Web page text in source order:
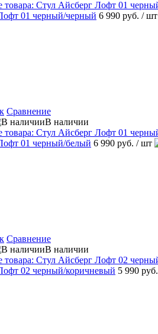
01 черный/черный 6 990 руб. / шт
Сравнение
В наличии
01 черный/белый 6 990 руб. / шт
Сравнение
В наличии
02 черный/коричневый 5 990 руб.